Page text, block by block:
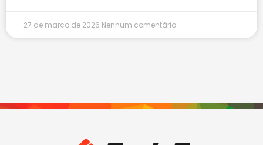
27 de março de 2026 Nenhum comentário